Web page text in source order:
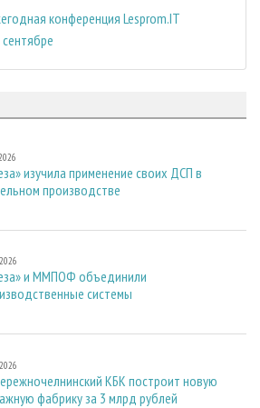
конференция Lesprom.IT
изучила применение своих ДСП в
производстве
и ММПОФ объединили
системы
КБК построит новую
фабрику за 3 млрд рублей